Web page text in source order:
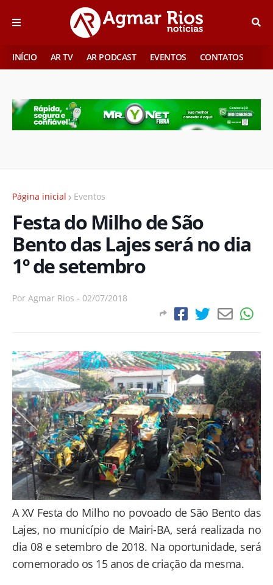
INÍCIO AR TV AR PODCAST EVENTOS CONTATOS
Página inicial Eventos
Festa do Milho de São
Bento das Lajes será no dia
1º de setembro
Por Agmar Rios - 02/07/2018
A XV Festa do Milho no povoado de São Bento das
Lajes, no município de Mairi-BA, será realizada no
dia 08 e setembro de 2018. Na oportunidade, será
comemorado os 15 anos de criação da mesma.